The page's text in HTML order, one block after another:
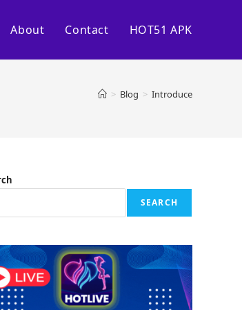
About Contact HOT51 APK
> Blog > Introduce
SEARCH